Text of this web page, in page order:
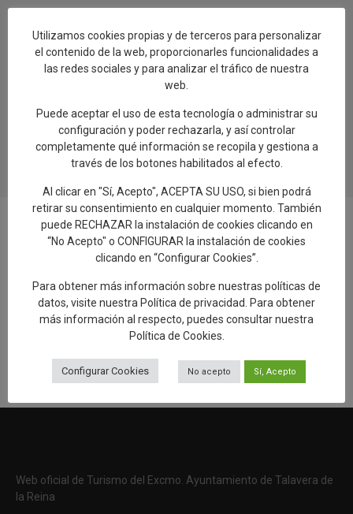
Añadir reseña en Google
Rellenar encuesta de calidad
Web oficial de Turismo del Excmo. Ayuntamiento de Talavera de
la Reina
Utilizamos cookies propias y de terceros para personalizar
el contenido de la web, proporcionarles funcionalidades a
las redes sociales y para analizar el tráfico de nuestra
web.
Puede aceptar el uso de esta tecnología o administrar su
configuración y poder rechazarla, y así controlar
completamente qué información se recopila y gestiona a
través de los botones habilitados al efecto.
Al clicar en "Sí, Acepto", ACEPTA SU USO, si bien podrá
retirar su consentimiento en cualquier momento. También
puede RECHAZAR la instalación de cookies clicando en
“No Acepto" o CONFIGURAR la instalación de cookies
clicando en “Configurar Cookies”.
Para obtener más información sobre nuestras políticas de
datos, visite nuestra Política de privacidad
. Para obtener
más información al respecto, puedes consultar nuestra
Política de Cookies
Configurar Cookies No acepto Sí, Acepto